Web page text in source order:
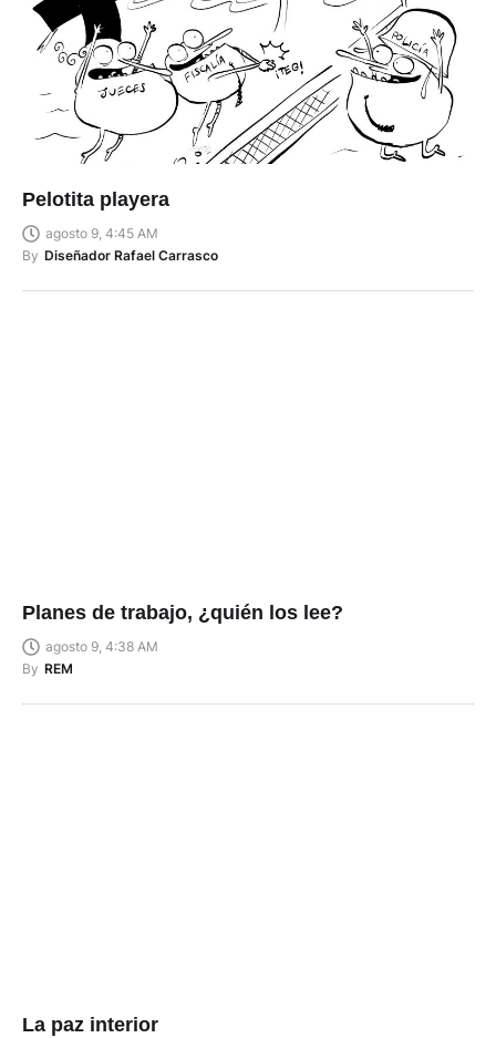
Pelotita playera
agosto 9, 4:45 AM
By Diseñador Rafael Carrasco
Planes de trabajo, ¿quién los lee?
agosto 9, 4:38 AM
By REM
La paz interior